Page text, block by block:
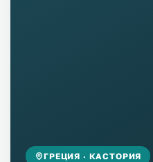
ГРЕЦИЯ · КАСТОРИЯ